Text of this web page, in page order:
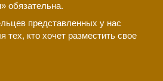
обязательна.
представленных у нас
тех, кто хочет разместить свое